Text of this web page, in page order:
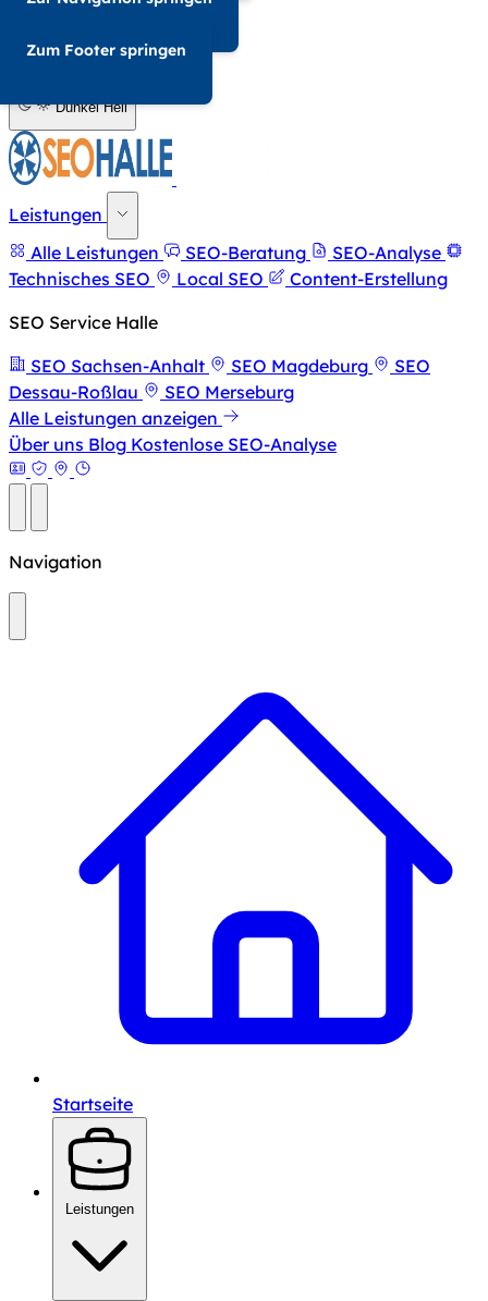
Zum Footer springen
A- A+
Dunkel Hell
Leistungen
Alle Leistungen
SEO-Beratung
SEO-Analyse
Technisches SEO
Local SEO
Content-Erstellung
SEO Service Halle
SEO Sachsen-Anhalt
SEO Magdeburg
SEO
Dessau-Roßlau
SEO Merseburg
Alle Leistungen anzeigen
Über uns Blog Kostenlose SEO-Analyse
Navigation
Startseite
Leistungen